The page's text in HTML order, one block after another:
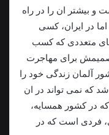
و بیشتر ان را در راه
در ایران، کسی
متعددی که کسب
برای مهاجرت
آلمان زندگی خود را
که نمی تواند در ان
در کشور همسایه،
فردی است که در